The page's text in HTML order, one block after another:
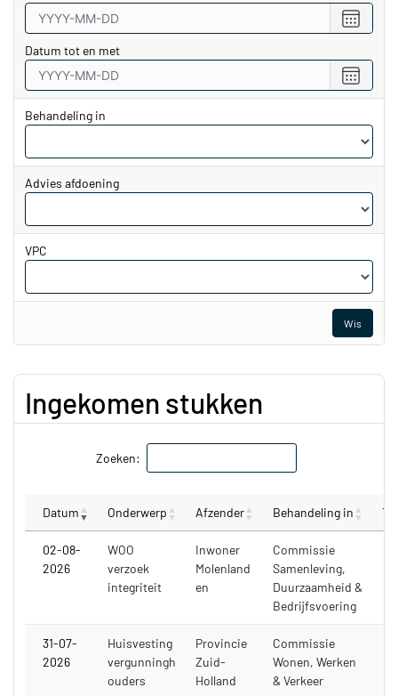
Choose
date
Datum tot en met
Choose
date
Behandeling in
Advies afdoening
VPC
Wis
Ingekomen stukken
Zoeken:
Datum Onderwerp Afzender Behandeling in
02-08-
2026
WOO
verzoek
integriteit
Inwoner
Molenland
en
Commissie
Samenleving,
Duurzaamheid &
Bedrijfsvoering
31-07-
2026
Huisvesting
vergunningh
ouders
Provincie
Zuid-
Holland
Commissie
Wonen, Werken
& Verkeer